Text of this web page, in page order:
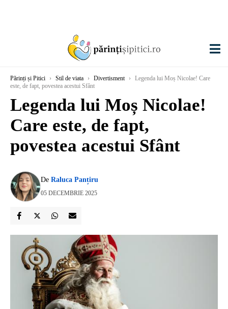
Părinți și Pitici › Stil de viata › Divertisment ›
Legenda lui Moș Nicolae! Care
este, de fapt, povestea acestui Sfânt
Legenda lui Moș Nicolae!
Care este, de fapt,
povestea acestui Sfânt
De Raluca Panțiru
05 DECEMBRIE 2025